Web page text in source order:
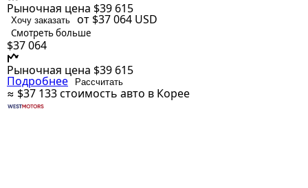
Рыночная цена $39 615
Хочу заказать от $37 064 USD
Смотреть больше
$37 064
Рыночная цена $39 615
Подробнее Рассчитать
≈ $37 133стоимость авто в Корее